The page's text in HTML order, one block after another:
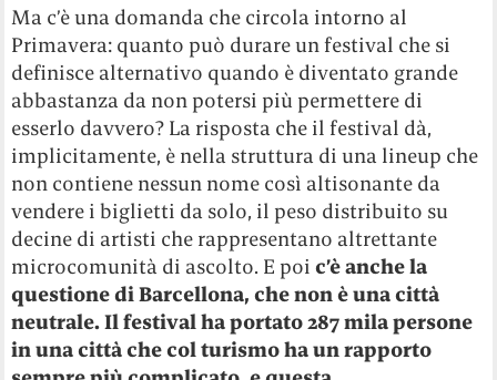
Ma c’è una domanda che circola intorno al
Primavera: quanto può durare un festival che si
definisce alternativo quando è diventato grande
abbastanza da non potersi più permettere di
esserlo davvero? La risposta che il festival dà,
implicitamente, è nella struttura di una lineup che
non contiene nessun nome così altisonante da
vendere i biglietti da solo, il peso distribuito su
decine di artisti che rappresentano altrettante
microcomunità di ascolto. E poic’è anche la
questione di Barcellona, che non è una città
neutrale. Il festival ha portato 287 mila persone
in una città che col turismo ha un rapporto